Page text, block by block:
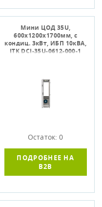
Мини ЦОД 35U,
600х1200х1700мм, с
кондиц. 3кВт, ИБП 10кВА,
ITK DCI-35U-0612-000-1
Остаток: 0
ПОДРОБНЕЕ НА
B2B